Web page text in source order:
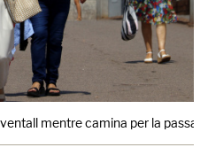
mentre camina per la